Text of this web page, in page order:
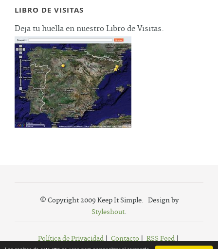
LIBRO DE VISITAS
Deja tu huella en nuestro Libro de Visitas.
© Copyright 2009 Keep It Simple. Design by
Styleshout.
Política de Privacidad| Contacto| RSS Feed|